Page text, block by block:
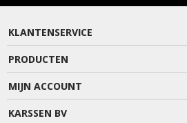
KLANTENSERVICE
PRODUCTEN
MIJN ACCOUNT
KARSSEN BV